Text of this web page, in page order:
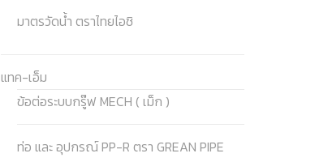
มาตรวัดน้ำ ตราไทยไอชิ
แทค-เอ็ม
ข้อต่อระบบกรู๊ฟ MECH ( เม็ก )
ท่อ และ อุปกรณ์ PP-R ตรา GREAN PIPE